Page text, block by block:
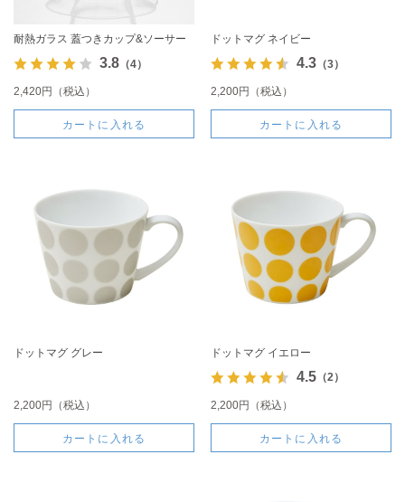
耐熱ガラス 蓋つきカップ&ソーサー
3.8（4）
2,420円（税込）
カートに入れる
ドットマグ ネイビー
4.3（3）
2,200円（税込）
カートに入れる
ドットマグ グレー
2,200円（税込）
カートに入れる
ドットマグ イエロー
4.5（2）
2,200円（税込）
カートに入れる